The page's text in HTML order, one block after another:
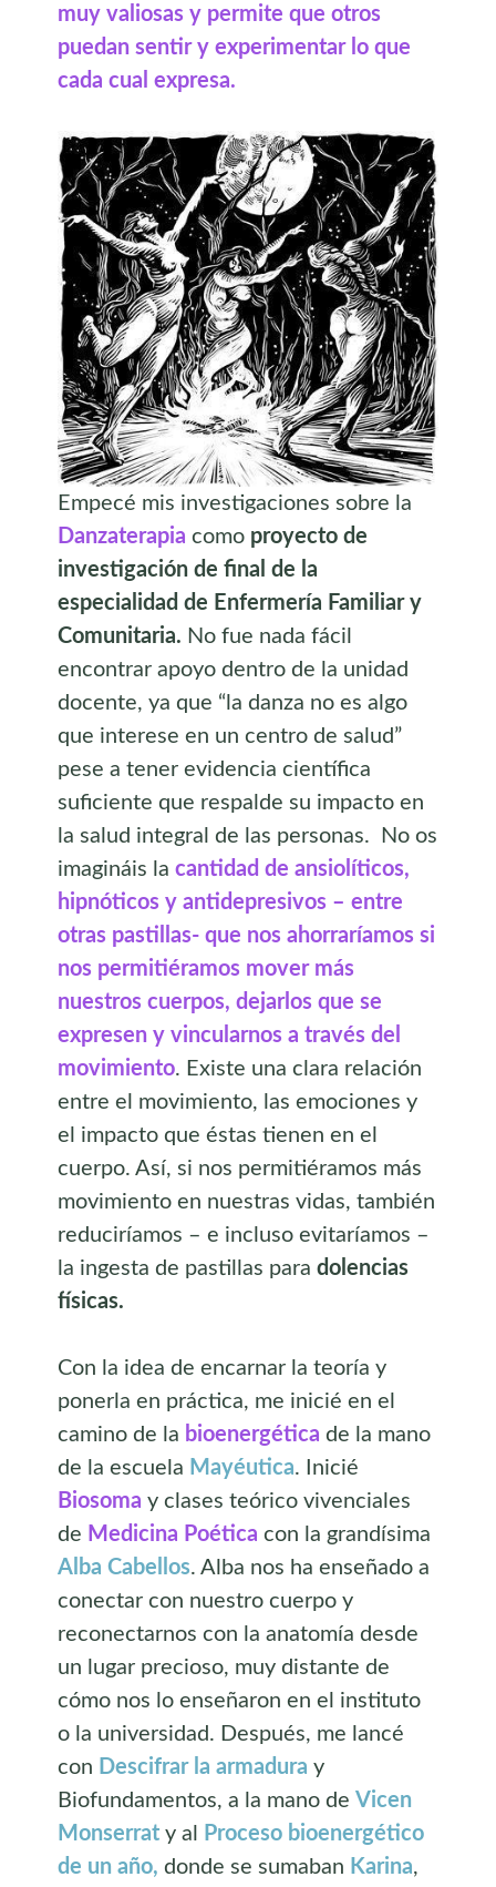
muy valiosas y permite que otros
puedan sentir y experimentar lo que
cada cual expresa.
Empecé mis investigaciones sobre la
Danzaterapiacomo proyecto de
investigación de final de la
especialidad de Enfermería Familiar y
Comunitaria. No fue nada fácil
encontrar apoyo dentro de la unidad
docente, ya que “la danza no es algo
que interese en un centro de salud”
pese a tener evidencia científica
suficiente que respalde su impacto en
la salud integral de las personas. No os
imagináis lacantidad de ansiolíticos,
hipnóticos y antidepresivos – entre
otras pastillas- que nos ahorraríamos si
nos permitiéramos mover más
nuestros cuerpos, dejarlos que se
expresen y vincularnos a través del
movimiento. Existe una clara relación
entre el movimiento, las emociones y
el impacto que éstas tienen en el
cuerpo. Así, si nos permitiéramos más
movimiento en nuestras vidas, también
reduciríamos – e incluso evitaríamos –
la ingesta de pastillas para dolencias
físicas.
Con la idea de encarnar la teoría y
ponerla en práctica, me inicié en el
camino de la bioenergéticade la mano
de la escuela Mayéutica. Inicié
Biosoma y clases teórico vivenciales
de Medicina Poética con la grandísima
Alba Cabellos. Alba nos ha enseñado a
conectar con nuestro cuerpo y
reconectarnos con la anatomía desde
un lugar precioso, muy distante de
cómo nos lo enseñaron en el instituto
o la universidad. Después, me lancé
con Descifrar la armaduray
Biofundamentos, a la mano de Vicen
Monserrat y al
Proceso bioenergético
de un año, donde se sumaban Karina,